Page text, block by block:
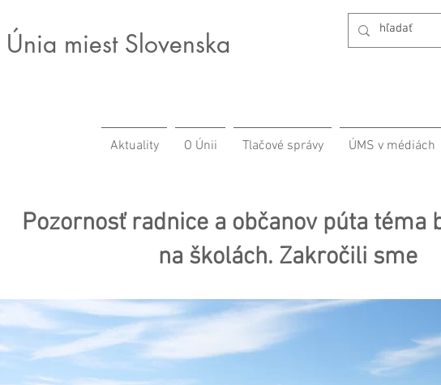
Únia miest Slovenska
Aktuality O Únii Tlačové správy ÚMS v médiách
Pozornosť radnice a občanov púta téma
na školách. Zakročili sme